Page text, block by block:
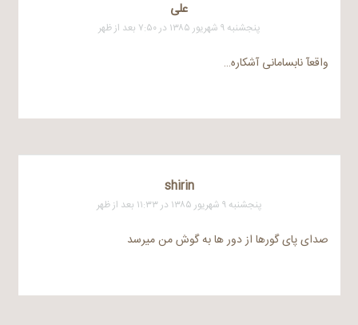
علی
پنجشنبه ۹ شهریور ۱۳۸۵ در ۷:۵۰ بعد از ظهر
واقعآ نابسامانی آشکاره…
shirin
پنجشنبه ۹ شهریور ۱۳۸۵ در ۱۱:۳۳ بعد از ظهر
صدای پای گورها از دور ها به گوش من میرسد